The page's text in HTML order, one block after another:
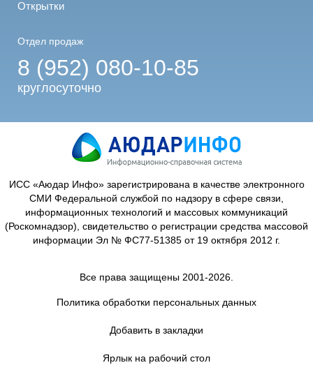
Открытки
Отдел продаж
8 (952) 080-10-85
круглосуточно
ИСС «Аюдар Инфо» зарегистрирована в качестве электронного
СМИ Федеральной службой по надзору в сфере связи,
информационных технологий и массовых коммуникаций
(Роскомнадзор), свидетельство о регистрации средства массовой
информации Эл № ФС77-51385 от 19 октября 2012 г.
Все права защищены 2001-2026.
Политика обработки персональных данных
Добавить в закладки
Ярлык на рабочий стол